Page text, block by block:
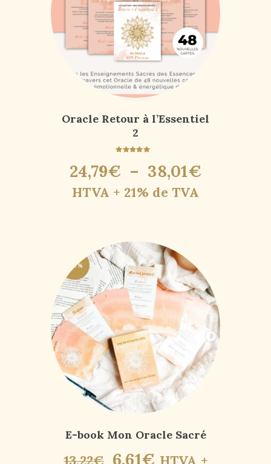
Oracle Retour à l’Essentiel
2
sur 5
24,79€ – 38,01€
HTVA + 21% de TVA
-50%
E-book Mon Oracle Sacré
13,22€ 6,61€ HTVA +